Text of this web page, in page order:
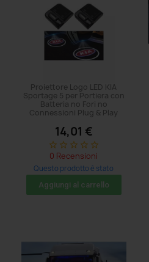
Proiettore Logo LED KIA
Sportage 5 per Portiera con
Batteria no Fori no
Connessioni Plug & Play
14,01 €
star_border star_border star_border star_border star_border
0 Recensioni
Questo prodotto è stato
acquistato: 8 volte
Aggiungi al carrello